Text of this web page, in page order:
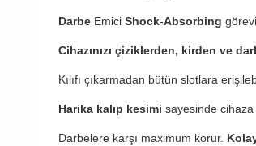
Darbe Emici Shock-Absorbing
Cihazınızı çiziklerden, kirden ve
Kılıfı çıkarmadan bütün slotlara
Harika kalıp kesimi sayesinde
Darbelere karşı maximum korur.